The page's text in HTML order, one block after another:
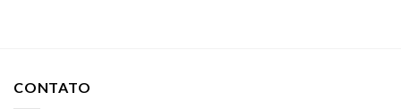
CONTATO